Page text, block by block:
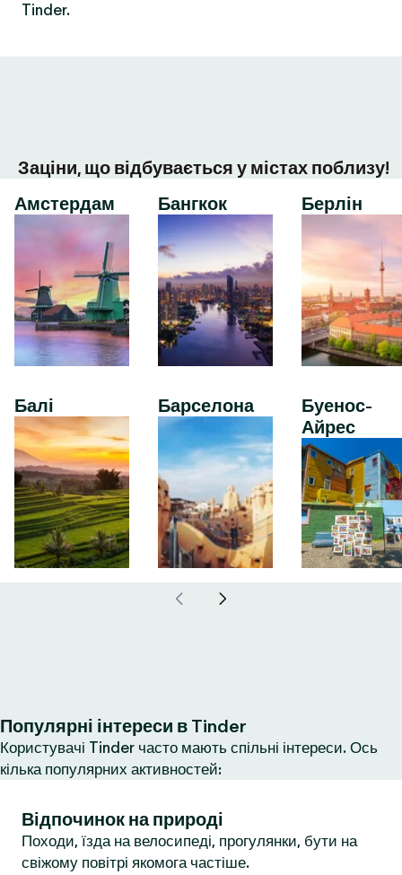
Tinder.
Заціни, що відбувається у містах поблизу!
Амстердам
Балі
Бангкок
Барселона
Берлін
Буенос-
Айрес
Популярні інтереси в Tinder
Користувачі Tinder часто мають спільні інтереси. Ось
кілька популярних активностей:
Відпочинок на природі
Походи, їзда на велосипеді, прогулянки, бути на
свіжому повітрі якомога частіше.